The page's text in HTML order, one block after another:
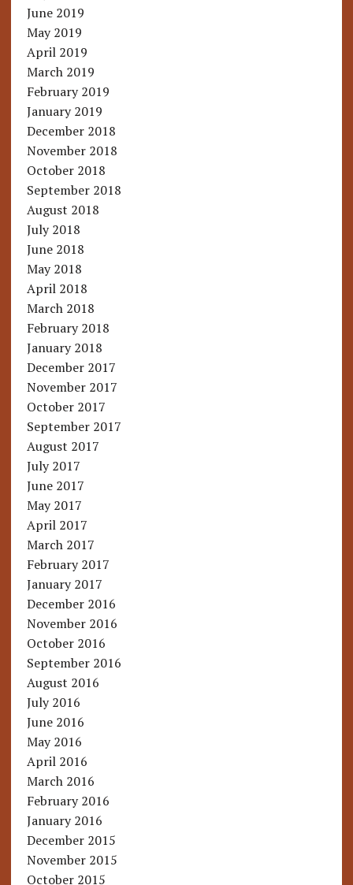
June 2019
May 2019
April 2019
March 2019
February 2019
January 2019
December 2018
November 2018
October 2018
September 2018
August 2018
July 2018
June 2018
May 2018
April 2018
March 2018
February 2018
January 2018
December 2017
November 2017
October 2017
September 2017
August 2017
July 2017
June 2017
May 2017
April 2017
March 2017
February 2017
January 2017
December 2016
November 2016
October 2016
September 2016
August 2016
July 2016
June 2016
May 2016
April 2016
March 2016
February 2016
January 2016
December 2015
November 2015
October 2015